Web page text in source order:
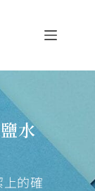
水
的確